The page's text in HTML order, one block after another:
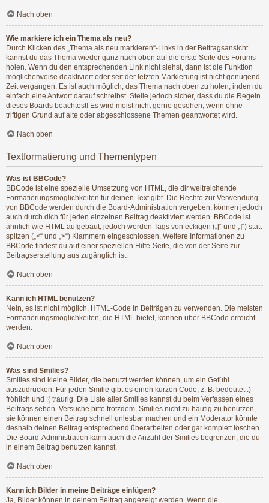
Nach oben
Wie markiere ich ein Thema als neu?
Durch Klicken des „Thema als neu markieren“-Links in der Beitragsansicht
kannst du das Thema wieder ganz nach oben auf die erste Seite des Forums
holen. Wenn du den entsprechenden Link nicht siehst, dann ist die Funktion
möglicherweise deaktiviert oder seit der letzten Markierung ist nicht genügend
Zeit vergangen. Es ist auch möglich, das Thema nach oben zu holen, indem du
einfach eine Antwort darauf schreibst. Stelle jedoch sicher, dass du die Regeln
dieses Boards beachtest! Es wird meist nicht gerne gesehen, wenn ohne
triftigen Grund auf alte oder abgeschlossene Themen geantwortet wird.
Nach oben
Textformatierung und Thementypen
Was ist BBCode?
BBCode ist eine spezielle Umsetzung von HTML, die dir weitreichende
Formatierungsmöglichkeiten für deinen Text gibt. Die Rechte zur Verwendung
von BBCode werden durch die Board-Administration vergeben, können jedoch
auch durch dich für jeden einzelnen Beitrag deaktiviert werden. BBCode ist
ähnlich wie HTML aufgebaut, jedoch werden Tags von eckigen („[“ und „]“) statt
spitzen („<“ und „>“) Klammern eingeschlossen. Weitere Informationen zu
BBCode findest du auf einer speziellen Hilfe-Seite, die von der Seite zur
Beitragserstellung aus zugänglich ist.
Nach oben
Kann ich HTML benutzen?
Nein, es ist nicht möglich, HTML-Code in Beiträgen zu verwenden. Die meisten
Formatierungsmöglichkeiten, die HTML bietet, können über BBCode erreicht
werden.
Nach oben
Was sind Smilies?
Smilies sind kleine Bilder, die benutzt werden können, um ein Gefühl
auszudrücken. Für jeden Smilie gibt es einen kurzen Code, z. B. bedeutet :)
fröhlich und :( traurig. Die Liste aller Smilies kannst du beim Verfassen eines
Beitrags sehen. Versuche bitte trotzdem, Smilies nicht zu häufig zu benutzen,
sie können einen Beitrag schnell unlesbar machen und ein Moderator könnte
deshalb deinen Beitrag entsprechend überarbeiten oder gar komplett löschen.
Die Board-Administration kann auch die Anzahl der Smilies begrenzen, die du
in einem Beitrag benutzen kannst.
Nach oben
Kann ich Bilder in meine Beiträge einfügen?
Ja, Bilder können in deinem Beitrag angezeigt werden. Wenn die